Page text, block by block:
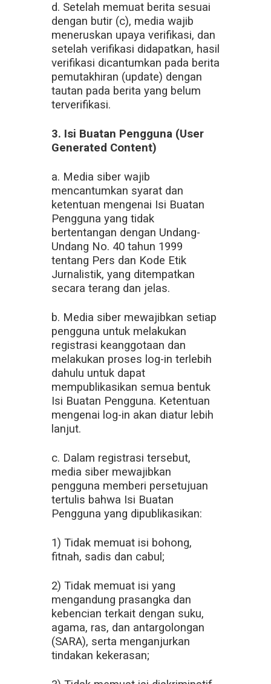
d. Setelah memuat berita sesuai
dengan butir (c), media wajib
meneruskan upaya verifikasi, dan
setelah verifikasi didapatkan, hasil
verifikasi dicantumkan pada berita
pemutakhiran (update) dengan
tautan pada berita yang belum
terverifikasi.
3. Isi Buatan Pengguna (User
Generated Content)
a. Media siber wajib
mencantumkan syarat dan
ketentuan mengenai Isi Buatan
Pengguna yang tidak
bertentangan dengan Undang-
Undang No. 40 tahun 1999
tentang Pers dan Kode Etik
Jurnalistik, yang ditempatkan
secara terang dan jelas.
b. Media siber mewajibkan setiap
pengguna untuk melakukan
registrasi keanggotaan dan
melakukan proses log-in terlebih
dahulu untuk dapat
mempublikasikan semua bentuk
Isi Buatan Pengguna. Ketentuan
mengenai log-in akan diatur lebih
lanjut.
c. Dalam registrasi tersebut,
media siber mewajibkan
pengguna memberi persetujuan
tertulis bahwa Isi Buatan
Pengguna yang dipublikasikan:
1) Tidak memuat isi bohong,
fitnah, sadis dan cabul;
2) Tidak memuat isi yang
mengandung prasangka dan
kebencian terkait dengan suku,
agama, ras, dan antargolongan
(SARA), serta menganjurkan
tindakan kekerasan;